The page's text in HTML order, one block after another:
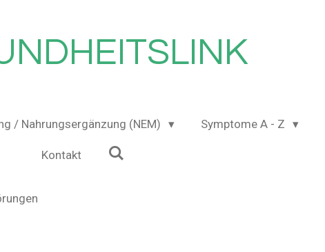
/ Nahrungsergänzung (NEM) Symptome A - Z
Kontakt